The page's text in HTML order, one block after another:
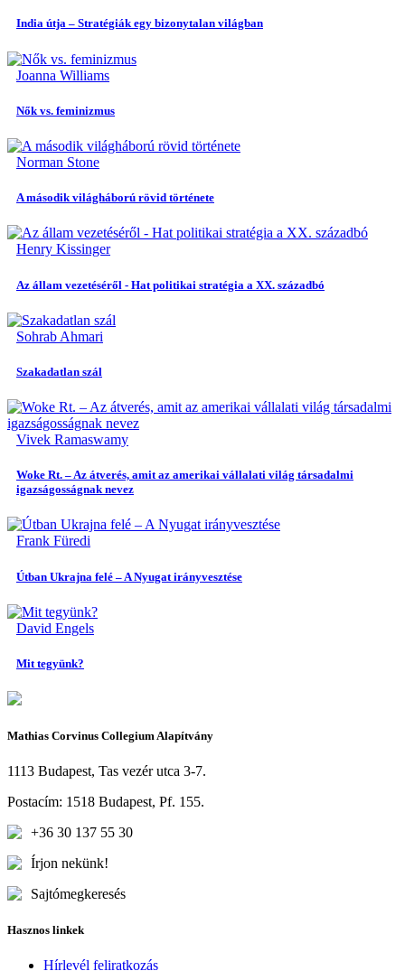
India útja – Stratégiák egy bizonytalan világban
Joanna Williams
Nők vs. feminizmus
Norman Stone
A második világháború rövid története
Henry Kissinger
Az állam vezetéséről - Hat politikai stratégia a XX. századbó
Sohrab Ahmari
Szakadatlan szál
Vivek Ramaswamy
Woke Rt. – Az átverés, amit az amerikai vállalati világ társadalmi
igazságosságnak nevez
Frank Füredi
Útban Ukrajna felé – A Nyugat irányvesztése
David Engels
Mit tegyünk?
Mathias Corvinus Collegium Alapítvány
1113 Budapest, Tas vezér utca 3-7.
Postacím: 1518 Budapest, Pf. 155.
+36 30 137 55 30
Írjon nekünk!
Sajtómegkeresés
Hasznos linkek
Hírlevél feliratkozás